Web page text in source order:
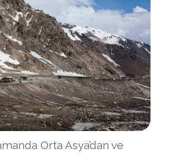
Orta Asya’dan ve